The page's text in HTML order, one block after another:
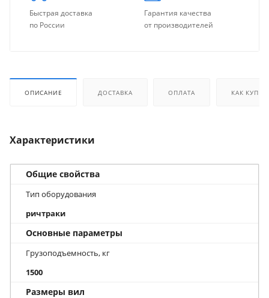
Быстрая доставка
по России
Гарантия качества
от производителей
ОПИСАНИЕ ДОСТАВКА ОПЛАТА КАК
Характеристики
Общие свойства
Тип оборудования
ричтраки
Основные параметры
Грузоподъемность, кг
1500
Размеры вил